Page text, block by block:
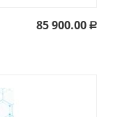
85 900.00 Р